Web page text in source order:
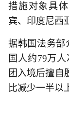
措施对象具
宾、印度尼西
据韩国法务部
国人约79万
团入境后擅自
比减少一半以